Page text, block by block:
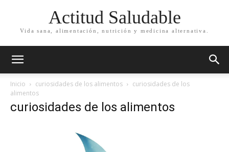
Actitud Saludable
Vida sana, alimentación, nutrición y medicina alternativa.
Inicio curiosidades de los alimentos
curiosidades de los
alimentos
curiosidades de los alimentos